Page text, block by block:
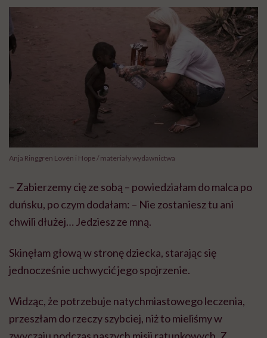
Anja Ringgren Lovén i Hope / materiały wydawnictwa
– Zabierzemy cię ze sobą – powiedziałam do malca po
duńsku, po czym dodałam: – Nie zostaniesz tu ani
chwili dłużej… Jedziesz ze mną.
Skinęłam głową w stronę dziecka, starając się
jednocześnie uchwycić jego spojrzenie.
Widząc, że potrzebuje natychmiastowego leczenia,
przeszłam do rzeczy szybciej, niż to mieliśmy w